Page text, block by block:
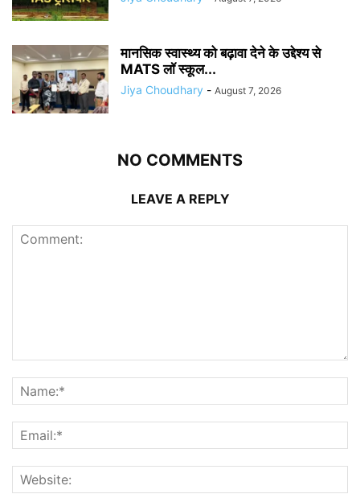
मानसिक स्वास्थ्य को बढ़ावा देने के उद्देश्य से
MATS लॉ स्कूल...
Jiya Choudhary - August 7, 2026
NO COMMENTS
LEAVE A REPLY